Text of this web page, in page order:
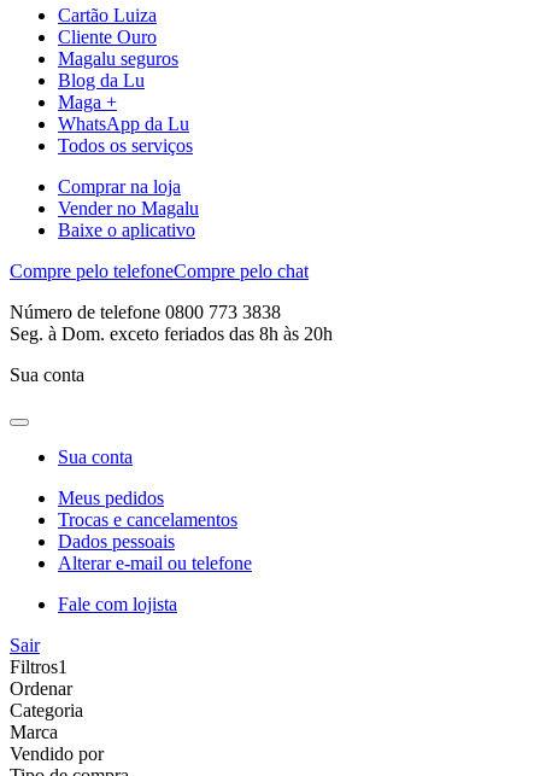
Cartão Luiza
Cliente Ouro
Magalu seguros
Blog da Lu
Maga +
WhatsApp da Lu
Todos os serviços
Comprar na loja
Vender no Magalu
Baixe o aplicativo
Compre pelo telefoneCompre pelo chat
Número de telefone 0800 773 3838
Seg. à Dom. exceto feriados das 8h às 20h
Sua conta
Sua conta
Meus pedidos
Trocas e cancelamentos
Dados pessoais
Alterar e-mail ou telefone
Fale com lojista
Sair
Filtros1
Ordenar
Categoria
Marca
Vendido por